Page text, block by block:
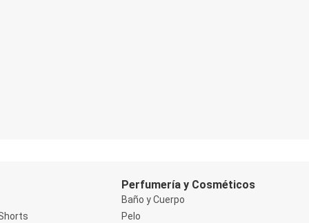
Perfumería y Cosméticos
Baño y Cuerpo
Pelo